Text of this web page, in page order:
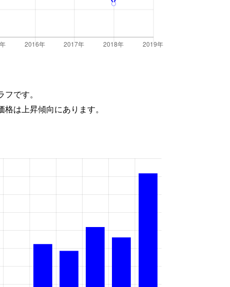
です。
は上昇傾向にあります。